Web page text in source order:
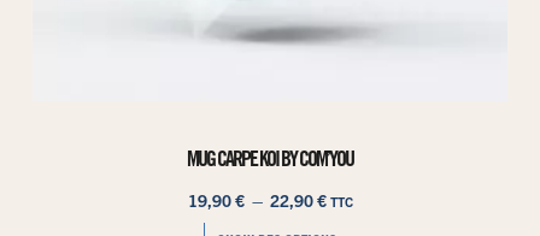
MUG CARPE KOI BY COM’YOU
19,90€ – 22,90€ TTC